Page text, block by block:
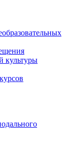
культуры